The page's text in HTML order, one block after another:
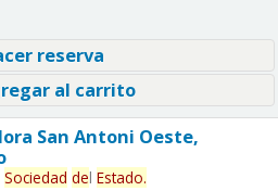
reserva
al carrito
San Antoni Oeste,
Sociedad del Estado.